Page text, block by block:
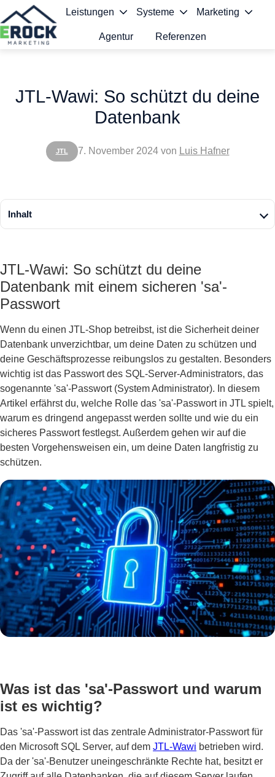
Leistungen Systeme Marketing
Agentur Referenzen
JTL
JTL-Wawi: So schützt du deine
Datenbank
7. November 2024von Luis Hafner
Inhalt
JTL-Wawi: So schützt du deine
Datenbank mit einem sicheren 'sa'-
Passwort
Wenn du einen JTL-Shop betreibst, ist die Sicherheit deiner
Datenbank unverzichtbar, um deine Daten zu schützen und
deine Geschäftsprozesse reibungslos zu gestalten. Besonders
wichtig ist das Passwort des SQL-Server-Administrators, das
sogenannte 'sa'-Passwort (System Administrator). In diesem
Artikel erfährst du, welche Rolle das 'sa'-Passwort in JTL spielt,
warum es dringend angepasst werden sollte und wie du ein
sicheres Passwort festlegst. Außerdem gehen wir auf die
besten Vorgehensweisen ein, um deine Daten langfristig zu
schützen.
Was ist das 'sa'-Passwort und warum
ist es wichtig?
Das 'sa'-Passwort ist das zentrale Administrator-Passwort für
den Microsoft SQL Server, auf dem JTL-Wawi betrieben wird.
Da der 'sa'-Benutzer uneingeschränkte Rechte hat, besitzt er